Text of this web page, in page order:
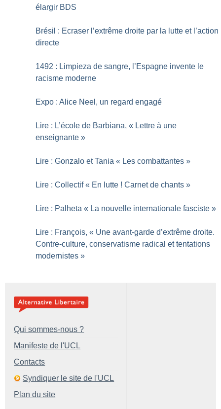
élargir BDS
Brésil : Ecraser l’extrême droite par la lutte et l’action
directe
1492 : Limpieza de sangre, l’Espagne invente le
racisme moderne
Expo : Alice Neel, un regard engagé
Lire : L’école de Barbiana, « Lettre à une
enseignante »
Lire : Gonzalo et Tania « Les combattantes »
Lire : Collectif « En lutte ! Carnet de chants »
Lire : Palheta « La nouvelle internationale fasciste »
Lire : François, « Une avant-garde d’extrême droite.
Contre-culture, conservatisme radical et tentations
modernistes »
Qui sommes-nous ?
Manifeste de l'UCL
Contacts
Syndiquer le site de l'UCL
Plan du site